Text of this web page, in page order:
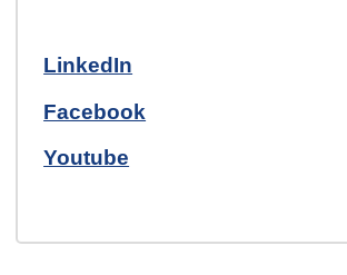
LinkedIn
Facebook
Youtube